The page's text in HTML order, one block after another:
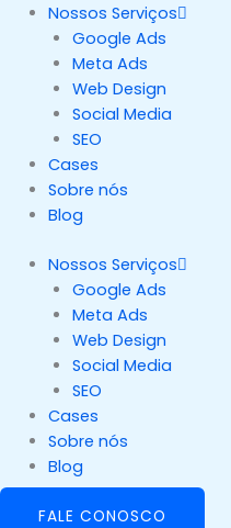
Nossos Serviços
Google Ads
Meta Ads
Web Design
Social Media
SEO
Cases
Sobre nós
Blog
Nossos Serviços
Google Ads
Meta Ads
Web Design
Social Media
SEO
Cases
Sobre nós
Blog
FALE CONOSCO